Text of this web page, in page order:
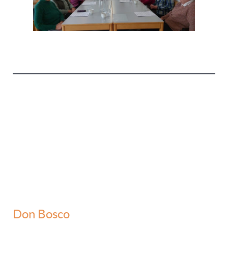
Don Bosco